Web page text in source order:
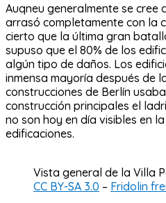
Auqneu generalmente se cree
arrasó completamente con la
cierto que la última gran
supuso que el 80% de los
algún tipo de daños. Los
inmensa mayoría después de
construcciones de Berlín
construcción principales el
no son hoy en día visibles en
edificaciones.
Vista general de la Villa
CC BY-SA 3.0 – Fridolin